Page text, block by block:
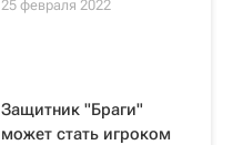
25 февраля 2022
Защитник "Браги"
может стать игроком